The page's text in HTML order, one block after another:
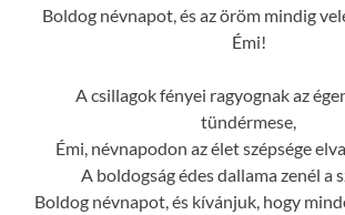
Boldog névnapot, és az öröm mindig
Émi!
A csillagok fényei ragyognak az
tündérmese,
Émi, névnapodon az élet szépsége
A boldogság édes dallama zenél a
Boldog névnapot, és kívánjuk, hogy